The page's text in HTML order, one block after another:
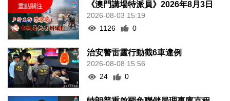
《澳門講場特派員》2026年8月3日
2026-08-03 15:19
1126
0
治安警雷霆行動截6車違例
2026-08-08 15:56
24
0